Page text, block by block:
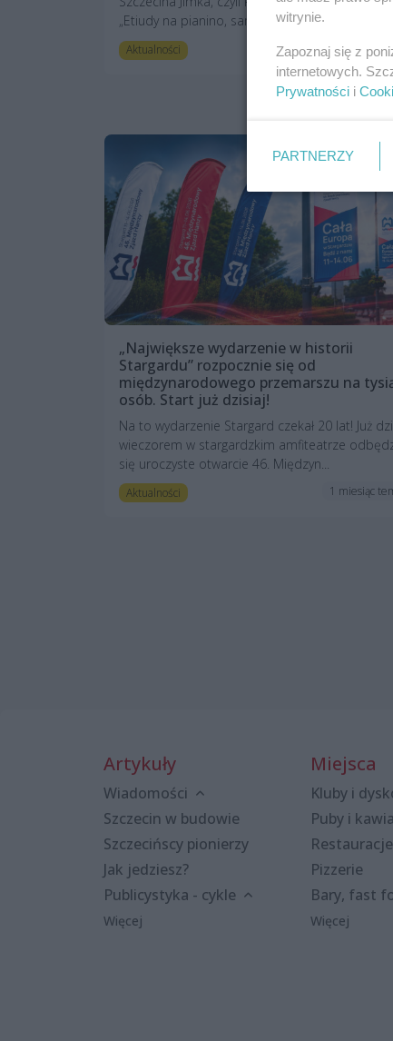
„Etiudy na pianino, sampler, orkiestrę...
Aktualności 1 miesiąc
„Największe wydarzenie w historii
Stargardu” rozpocznie się od
międzynarodowego przemarszu na
osób. Start już dzisiaj!
Na to wydarzenie Stargard czekał 20 lat! Już
wieczorem w stargardzkim amfiteatrze
się uroczyste otwarcie 46. Międzyn...
Aktualności 1 miesiąc
Artykuły
Wiadomości
Szczecin w budowie
Szczecińscy pionierzy
Jak jedziesz?
Publicystyka - cykle
Więcej
Miejsca
Kluby i
Puby i
Restauracje
Pizzerie
Bary, fast
Więcej
witrynie.
Zapoznaj się z
internetowych.
Prywatności i
PARTNERZY